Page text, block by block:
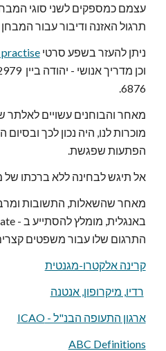
תרגול האזנה ודיבור עבור
ניתן להעזר בשפע סרטי
6876.
הפתעות שפגשת.
אל תיגש לבחינה ללא ברכתו של
התרגום שלו עבור משפטים
קרינה אלקטרו-מגנטית
רדיו, מיקרופון, אנטנה
ארגון התעופה הבנ"ל - ICAO
ABC Definitions